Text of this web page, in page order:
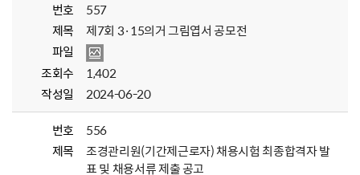
번호
557
제목
제7회 3·15의거 그림엽서 공모전
파일
조회수
1,402
작성일
2024-06-20
번호
556
제목
조경관리원(기간제근로자) 채용시험 최종합격자 발
표 및 채용서류 제출 공고